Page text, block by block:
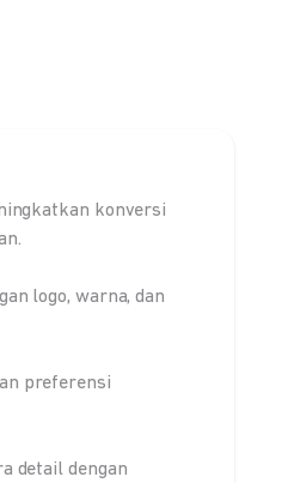
konversi
logo, warna, dan
preferensi
detail dengan